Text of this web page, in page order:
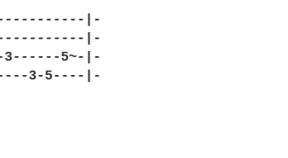
|-
|-
5~-|-
|------3-5----|-